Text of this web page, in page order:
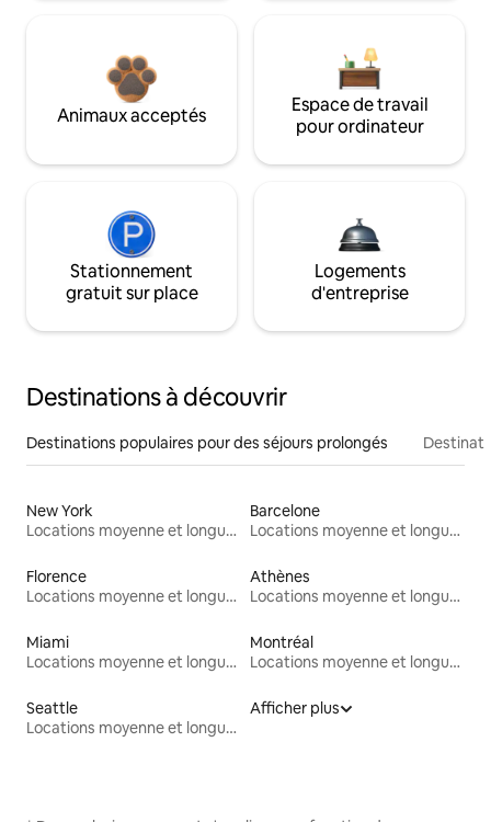
Animaux acceptés
Espace de travail
pour ordinateur
Stationnement
gratuit sur place
Logements
d'entreprise
Destinations à découvrir
Destinations populaires pour des séjours prolongés
New York
Locations moyenne et longue durée
Barcelone
Locations moyenne et longue durée
Florence
Locations moyenne et longue durée
Athènes
Locations moyenne et longue durée
Miami
Locations moyenne et longue durée
Montréal
Locations moyenne et longue durée
Seattle
Locations moyenne et longue durée
Afficher plus